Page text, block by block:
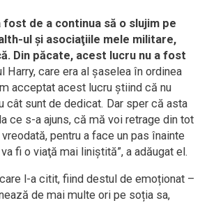
fost de a continua să o slujim pe
ul şi asociaţiile mele militare,
Din păcate, acest lucru nu a fost
Harry, care era al şaselea în ordinea
acceptat acest lucru ştiind că nu
cât sunt de dedicat. Dar sper că asta
ce s-a ajuns, că mă voi retrage din tot
pentru a face un pas înainte
fi o viaţă mai liniştită”, a adăugat el.
l-a citit, fiind destul de emoționat –
de mai multe ori pe soția sa,